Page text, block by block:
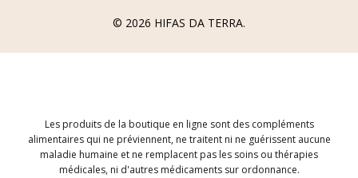
© 2026 HIFAS DA TERRA.
Les produits de la boutique en ligne sont des compléments
alimentaires qui ne préviennent, ne traitent ni ne guérissent aucune
maladie humaine et ne remplacent pas les soins ou thérapies
médicales, ni d'autres médicaments sur ordonnance.